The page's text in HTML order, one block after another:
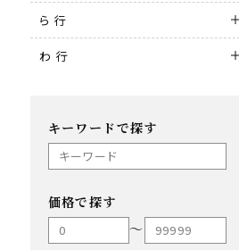
ら 行
わ 行
キーワードで探す
価格で探す
〜